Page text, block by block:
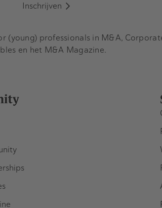
Inschrijven
professionals in M&A,
en het M&A Magazine.